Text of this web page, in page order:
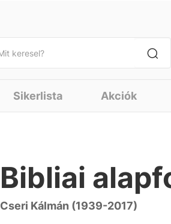
Sikerlista Akciók
Bibliai
Cseri Kálmán (1939-2017)